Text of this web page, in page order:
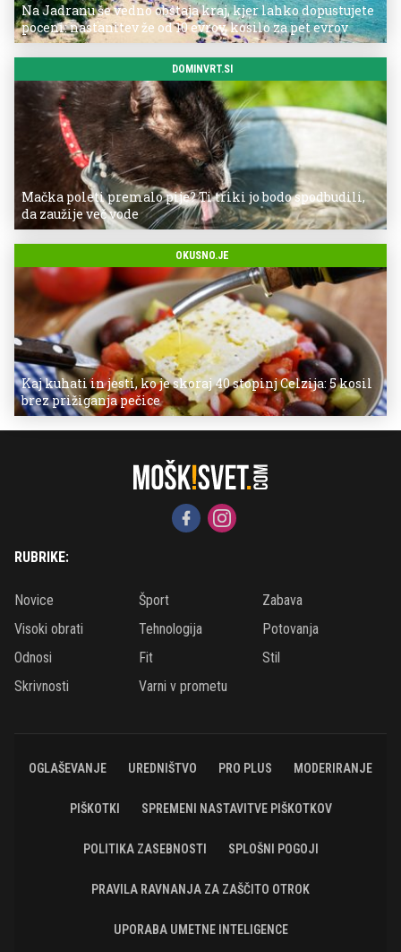
Na Jadranu še vedno obstaja kraj, kjer lahko dopustujete
poceni: nastanitev že od 10 evrov, kosilo za pet evrov
DOMINVRT.SI
Mačka poleti premalo pije? Ti triki jo bodo spodbudili,
da zaužije več vode
OKUSNO.JE
Kaj kuhati in jesti, ko je skoraj 40 stopinj Celzija: 5 kosil
brez prižiganja pečice
RUBRIKE:
Novice Šport
Zabava
Visoki obrati
Tehnologija
Potovanja
Odnosi
Fit
Stil
Skrivnosti
Varni v prometu
OGLAŠEVANJE UREDNIŠTVO PRO PLUS MODERIRANJE
PIŠKOTKI SPREMENI NASTAVITVE PIŠKOTKOV
POLITIKA ZASEBNOSTI SPLOŠNI POGOJI
PRAVILA RAVNANJA ZA ZAŠČITO OTROK
UPORABA UMETNE INTELIGENCE